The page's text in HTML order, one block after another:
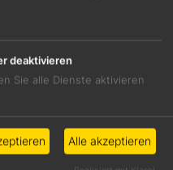
deaktivieren
Sie alle Dienste aktivieren
Alle akzeptieren